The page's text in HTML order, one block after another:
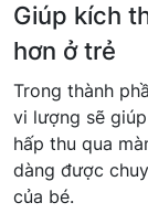
Giúp kích
hơn ở trẻ
Trong thành
vi lượng sẽ
hấp thu qua
dàng được
của bé.